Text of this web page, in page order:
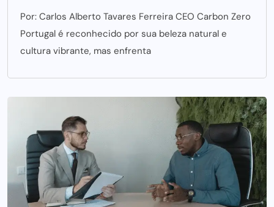
Por: Carlos Alberto Tavares Ferreira CEO Carbon Zero
Portugal é reconhecido por sua beleza natural e
cultura vibrante, mas enfrenta